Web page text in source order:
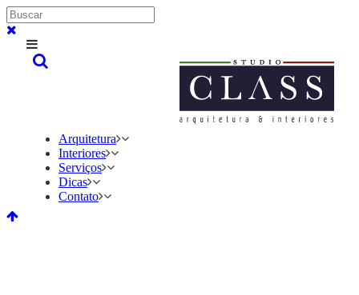
Arquitetura
Interiores
Serviços
Dicas
Contato